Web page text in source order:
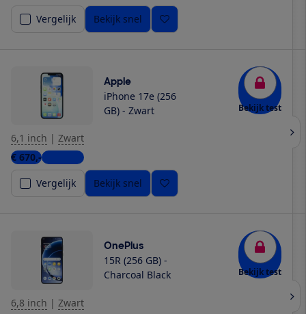
Vergelijk Bekijk snel
Apple
iPhone 17e (256
GB) - Zwart
Bekijk test
6,1 inch | Zwart
€ 670,-5 winkels
Vergelijk
Bekijk snel
OnePlus
15R (256 GB) -
Charcoal Black
Bekijk test
6,8 inch | Zwart